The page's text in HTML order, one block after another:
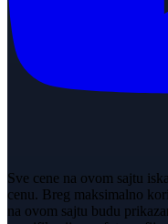
Sve cene na ovom sajtu
cenu. Breg maksimalno
na ovom sajtu budu